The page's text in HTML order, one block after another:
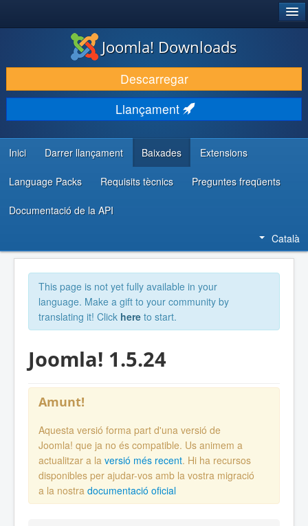
DESCARREGA & AMPLIA
DESCOBRIR & APRENDRE
COMUNITAT & SUPORT
RECURSOS PER DESENVOLUPADORS/ES
Joomla! Downloads
Descarregar
Llançament
Inici Darrer llançament Baixades Extensions
Language Packs Requisits tècnics Preguntes freqüents
Documentació de la API
Català
This page is not yet fully available in your
language. Make a gift to your community by
translating it! Click here to start.
Joomla! 1.5.24
Amunt!
Aquesta versió forma part d'una versió de
Joomla! que ja no és compatible. Us animem a
actualitzar a la versió més recent. Hi ha recursos
disponibles per ajudar-vos amb la vostra migració
a la nostra documentació oficial